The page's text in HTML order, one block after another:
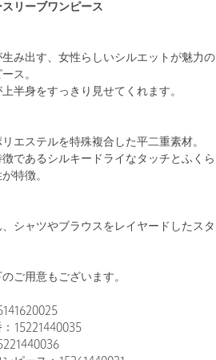
リーブワンピース
み出す、女性らしいシルエットが魅力の
ス。
半身をすっきり見せてくれます。
エステルを特殊複合した平二重素材。
徴であるシルキードライなタッチとふくら
特徴。
シャツやブラウスをレイヤードしたスタ
ご用意もございます。
15221440035